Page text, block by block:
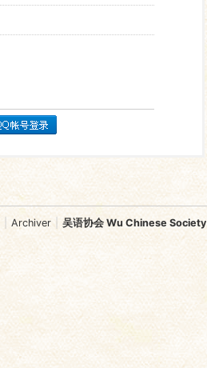
Archiver 吴语协会 Wu Chinese Society